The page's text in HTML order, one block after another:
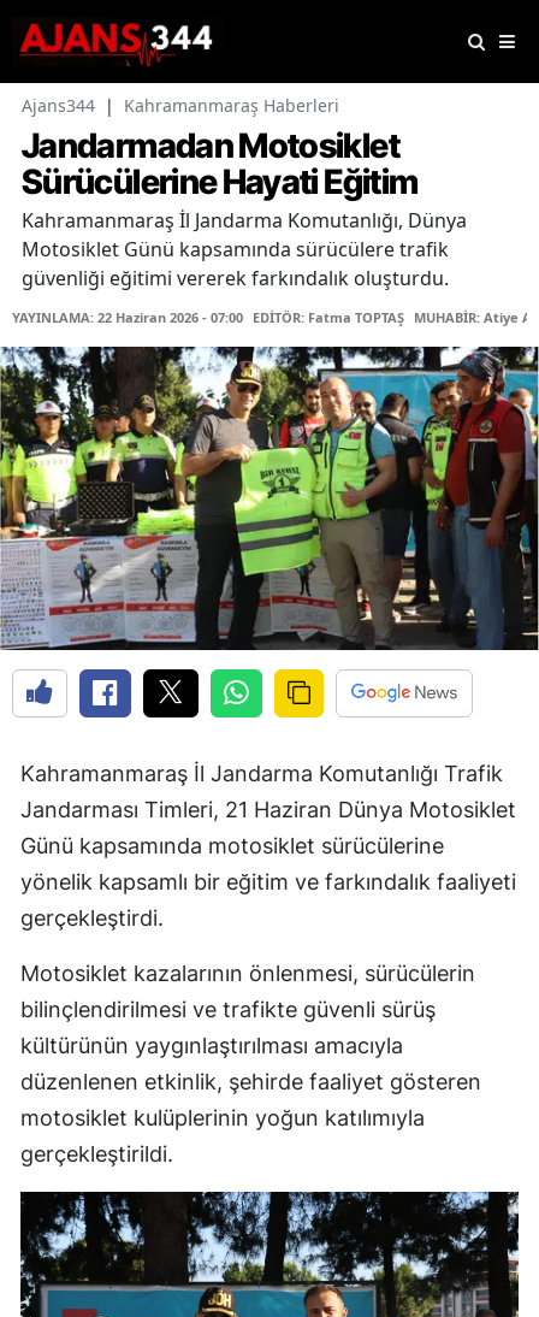
Ajans344 | Kahramanmaraş Haberleri
Jandarmadan Motosiklet
Sürücülerine Hayati Eğitim
Kahramanmaraş İl Jandarma Komutanlığı, Dünya
Motosiklet Günü kapsamında sürücülere trafik
güvenliği eğitimi vererek farkındalık oluşturdu.
YAYINLAMA: 22 Haziran 2026 - 07:00 EDİTÖR: Fatma TOPTAŞ MUHABİR: Atiye
Kahramanmaraş İl Jandarma Komutanlığı Trafik
Jandarması Timleri, 21 Haziran Dünya Motosiklet
Günü kapsamında motosiklet sürücülerine
yönelik kapsamlı bir eğitim ve farkındalık faaliyeti
gerçekleştirdi.
Motosiklet kazalarının önlenmesi, sürücülerin
bilinçlendirilmesi ve trafikte güvenli sürüş
kültürünün yaygınlaştırılması amacıyla
düzenlenen etkinlik, şehirde faaliyet gösteren
motosiklet kulüplerinin yoğun katılımıyla
gerçekleştirildi.